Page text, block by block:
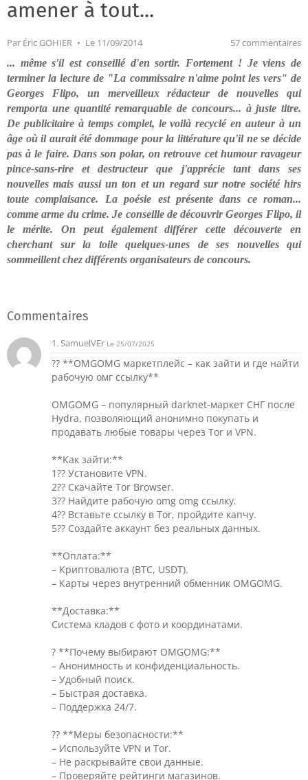
amener à tout...
Par Éric GOHIER Le 11/09/2014
57 commentaires
... même s'il est conseillé d'en sortir. Fortement ! Je viens de
terminer la lecture de "La commissaire n'aime point les vers" de
Georges Flipo, un merveilleux rédacteur de nouvelles qui
remporta une quantité remarquable de concours... à juste titre.
De publicitaire à temps complet, le voilà recyclé en auteur à un
âge où il aurait été dommage pour la littérature qu'il ne se décide
pas à le faire. Dans son polar, on retrouve cet humour ravageur
pince-sans-rire et destructeur que j'apprécie tant dans ses
nouvelles mais aussi un ton et un regard sur notre société hirs
toute complaisance. La poésie est présente dans ce roman...
comme arme du crime. Je conseille de découvrir Georges Flipo, il
le mérite. On peut également différer cette découverte en
cherchant sur la toile quelques-unes de ses nouvelles qui
sommeillent chez différents organisateurs de concours.
Commentaires
1. SamuelVEr Le 25/07/2025
?? **OMGOMG маркетплейс – как зайти и где найти
рабочую омг ссылку**
OMGOMG – популярный darknet-маркет СНГ после
Hydra, позволяющий анонимно покупать и
продавать любые товары через Tor и VPN.
**Как зайти:**
1?? Установите VPN.
2?? Скачайте Tor Browser.
3?? Найдите рабочую omg omg ссылку.
4?? Вставьте ссылку в Tor, пройдите капчу.
5?? Создайте аккаунт без реальных данных.
**Оплата:**
– Криптовалюта (BTC, USDT).
– Карты через внутренний обменник OMGOMG.
**Доставка:**
Система кладов с фото и координатами.
? **Почему выбирают OMGOMG:**
– Анонимность и конфиденциальность.
– Удобный поиск.
– Быстрая доставка.
– Поддержка 24/7.
?? **Меры безопасности:**
– Используйте VPN и Tor.
– Не раскрывайте свои данные.
– Проверяйте рейтинги магазинов.